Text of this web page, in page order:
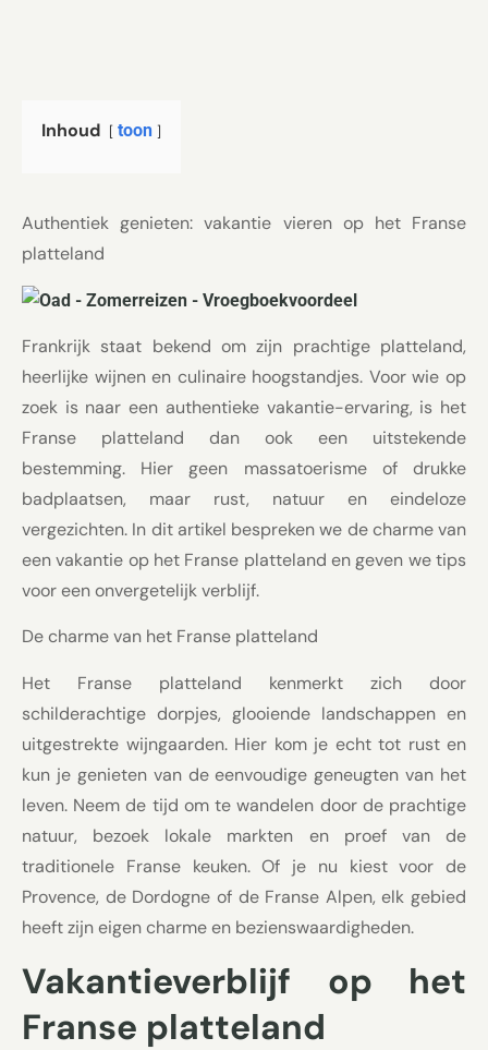
Inhoud toon
Authentiek genieten: vakantie vieren op het Franse
platteland
Frankrijk staat bekend om zijn prachtige platteland,
heerlijke wijnen en culinaire hoogstandjes. Voor wie op
zoek is naar een authentieke vakantie-ervaring, is het
Franse platteland dan ook een uitstekende
bestemming. Hier geen massatoerisme of drukke
badplaatsen, maar rust, natuur en eindeloze
vergezichten. In dit artikel bespreken we de charme van
een vakantie op het Franse platteland en geven we tips
voor een onvergetelijk verblijf.
De charme van het Franse platteland
Het Franse platteland kenmerkt zich door
schilderachtige dorpjes, glooiende landschappen en
uitgestrekte wijngaarden. Hier kom je echt tot rust en
kun je genieten van de eenvoudige geneugten van het
leven. Neem de tijd om te wandelen door de prachtige
natuur, bezoek lokale markten en proef van de
traditionele Franse keuken. Of je nu kiest voor de
Provence, de Dordogne of de Franse Alpen, elk gebied
heeft zijn eigen charme en bezienswaardigheden.
Vakantieverblijf op het
Franse platteland